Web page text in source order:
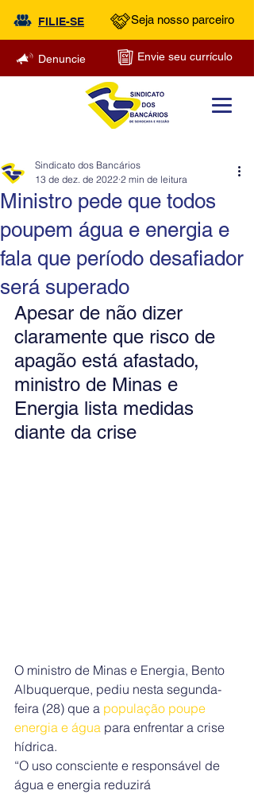
FILIE-SE Seja nosso parceiro
Denuncie Envie seu currículo
Ministro pede que todos
poupem água e energia e
fala que período desafiador
será superado
Sindicato dos Bancários
13 de dez. de 2022 2 min de leitura
Apesar de não dizer
claramente que risco de
apagão está afastado,
ministro de Minas e
Energia lista medidas
diante da crise
O ministro de Minas e Energia, Bento
Albuquerque, pediu nesta segunda-
feira (28) que a população poupe
energia e água para enfrentar a crise
hídrica.
“O uso consciente e responsável de
água e energia reduzirá